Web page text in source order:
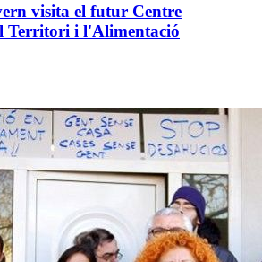
visita el futur Centre
Territori i l'Alimentació